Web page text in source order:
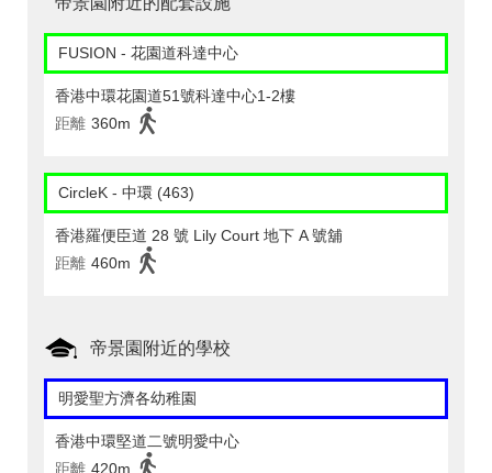
FUSION - 花園道科達中心
香港中環花園道51號科達中心1-2樓
距離 360m
CircleK - 中環 (463)
香港羅便臣道 28 號 Lily Court 地下 A 號舖
距離 460m
帝景園附近的學校
明愛聖方濟各幼稚園
香港中環堅道二號明愛中心
距離 420m